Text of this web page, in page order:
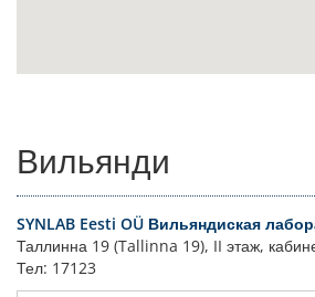
Вильянди
SYNLAB Eesti OÜ Вильяндиская
Таллинна 19 (Tallinna 19), II этаж,
Тел: 17123